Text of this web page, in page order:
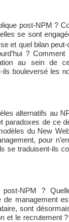
post-NPM ?
se sont
et quel bilan
?
au sein de
bouleversé les
alternatifs au
paradoxes de ce
du New
pour
se traduisent-ils
NPM ?
management
sont
et le recrutement